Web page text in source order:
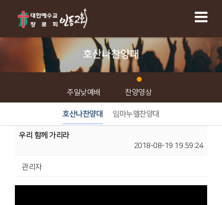
호산나찬양대
주일낮예배 찬양영상
호산나찬양대 임마누엘찬양대
우리 함께 가리라
2018-08-19 19:59:24
관리자